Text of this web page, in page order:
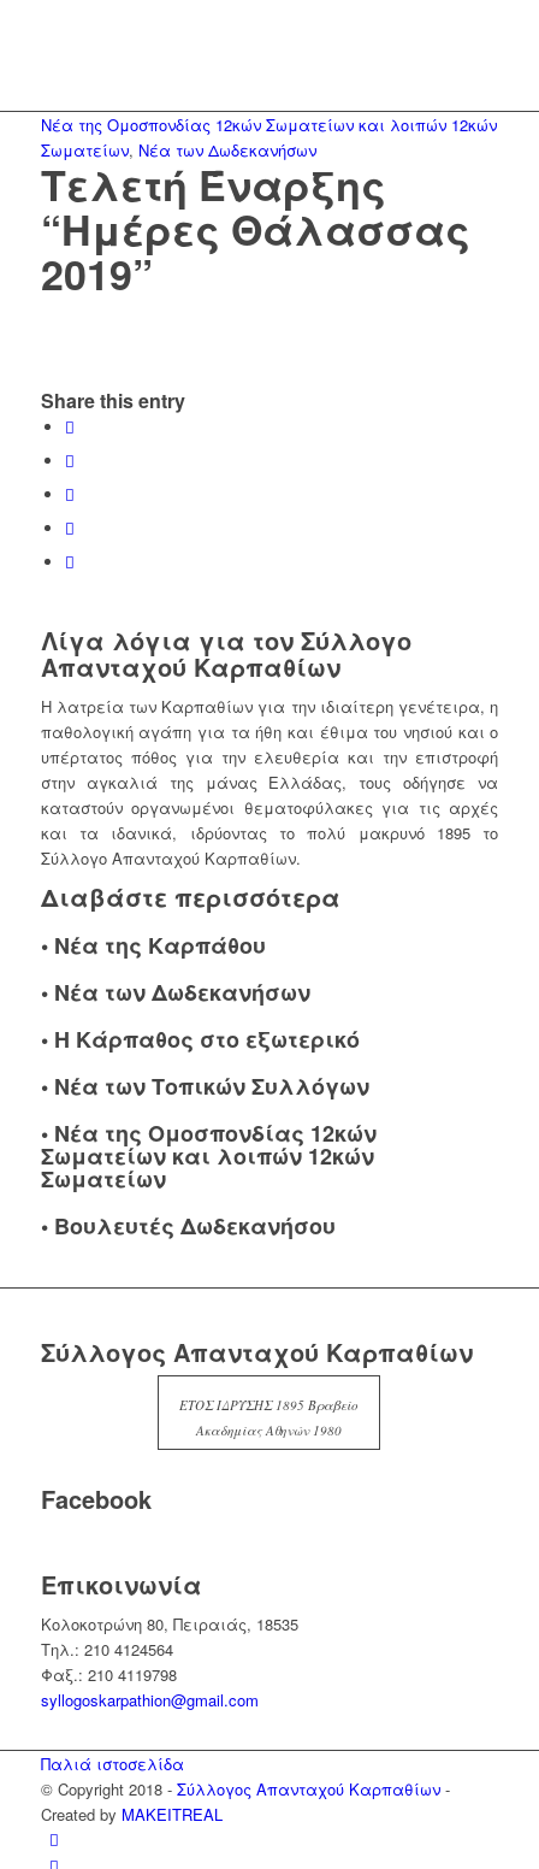
Νέα της Ομοσπονδίας 12κών Σωματείων και λοιπών 12κών
Σωματείων, Νέα των Δωδεκανήσων
Τελετή Έναρξης
“Ημέρες Θάλασσας
2019”
Share this entry
Λίγα λόγια για τον Σύλλογο
Απανταχού Καρπαθίων
Η λατρεία των Καρπαθίων για την ιδιαίτερη γενέτειρα, η
παθολογική αγάπη για τα ήθη και έθιμα του νησιού και ο
υπέρτατος πόθος για την ελευθερία και την επιστροφή
στην αγκαλιά της μάνας Ελλάδας, τους οδήγησε να
καταστούν οργανωμένοι θεματοφύλακες για τις αρχές
και τα ιδανικά, ιδρύοντας το πολύ μακρυνό 1895 το
Σύλλογο Απανταχού Καρπαθίων.
Διαβάστε περισσότερα
• Νέα της Καρπάθου
• Νέα των Δωδεκανήσων
• Η Κάρπαθος στο εξωτερικό
• Νέα των Τοπικών Συλλόγων
• Νέα της Ομοσπονδίας 12κών
Σωματείων και λοιπών 12κών
Σωματείων
• Βουλευτές Δωδεκανήσου
Σύλλογος Απανταχού Καρπαθίων
ΕΤΟΣ ΙΔΡΥΣΗΣ 1895 Βραβείο
Ακαδημίας Αθηνών 1980
Facebook
Επικοινωνία
Κολοκοτρώνη 80, Πειραιάς, 18535
Τηλ.: 210 4124564
Φαξ.: 210 4119798
syllogoskarpathion@gmail.com
Παλιά ιστοσελίδα
© Copyright 2018 - Σύλλογος Απανταχού Καρπαθίων-
Created by MAKEITREAL